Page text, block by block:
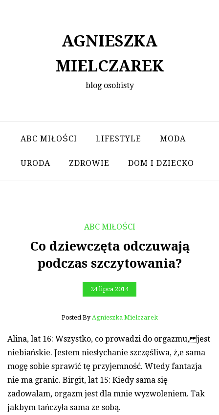
AGNIESZKA
MIELCZAREK
blog osobisty
ABC MIŁOŚCI LIFESTYLE MODA
URODA ZDROWIE DOM I DZIECKO
ABC MIŁOŚCI
Co dziewczęta odczuwają
podczas szczytowania?
24 lipca 2014
Posted By Agnieszka Mielczarek
Alina, lat 16: Wszystko, co prowadzi do orgazmu, jest
niebiańskie. Jestem niesłychanie szczęśliwa, ż,e sama
mogę sobie sprawić tę przyjemność. Wtedy fantazja
nie ma granic. Birgit, lat 15: Kiedy sama się
zadowalam, orgazm jest dla mnie wyzwoleniem. Tak
jakbym tańczyła sama ze sobą.